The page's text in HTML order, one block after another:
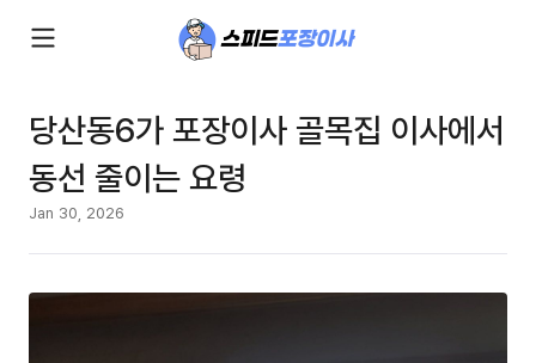
당산동6가 포장이사 골목집 이사에서
동선 줄이는 요령
Jan 30, 2026